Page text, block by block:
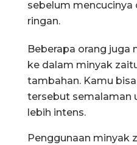
sebelum mencucinya
ringan.
Beberapa orang
ke dalam minyak
tambahan. Kamu
tersebut semalaman
lebih intens.
Penggunaan minyak